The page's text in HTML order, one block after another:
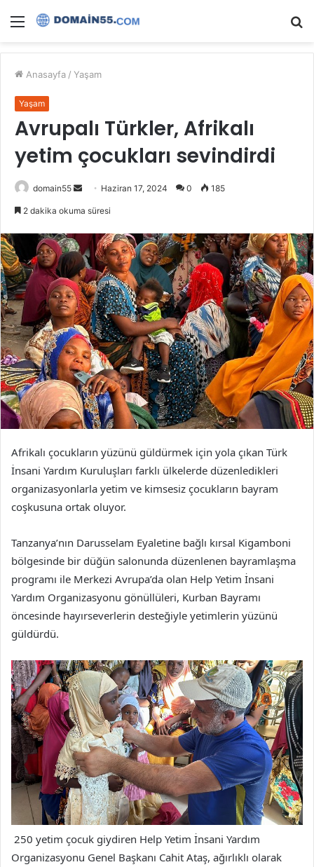
Menü
Anasayfa / Yaşam
Yaşam
Avrupalı Türkler, Afrikalı
yetim çocukları sevindirdi
domain55
Bir
göndermek
Haziran 17, 2024 0 185
2 dakika okuma süresi
Afrikalı çocukların yüzünü güldürmek için yola çıkan Türk
İnsani Yardım Kuruluşları farklı ülkelerde düzenledikleri
organizasyonlarla yetim ve kimsesiz çocukların bayram
coşkusuna ortak oluyor.
Tanzanya’nın Darusselam Eyaletine bağlı kırsal Kigamboni
bölgesinde bir düğün salonunda düzenlenen bayramlaşma
programı ile Merkezi Avrupa’da olan Help Yetim İnsani
Yardım Organizasyonu gönüllüleri, Kurban Bayramı
öncesinde hayırseverlerin desteğiyle yetimlerin yüzünü
güldürdü.
250 yetim çocuk giydiren Help Yetim İnsani Yardım
Organizasyonu Genel Başkanı Cahit Ataş, ağırlıklı olarak